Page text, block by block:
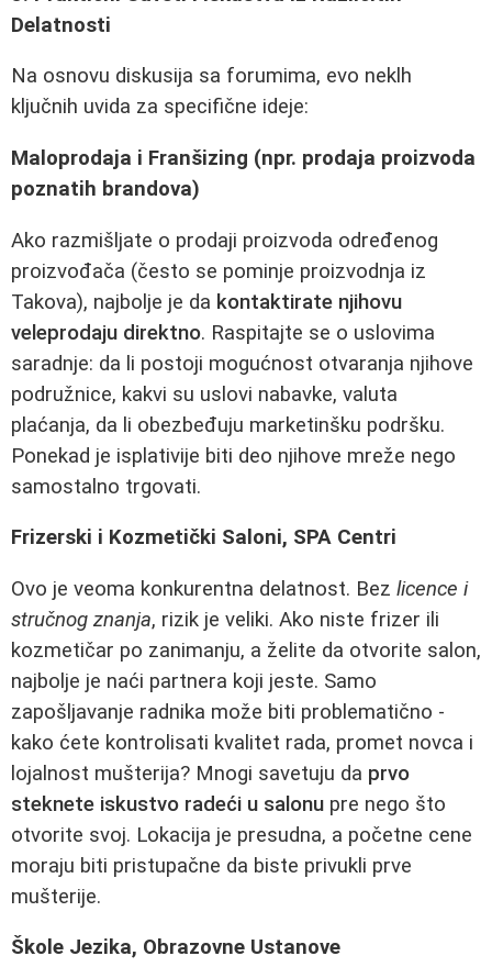
Delatnosti
Na osnovu diskusija sa forumima, evo neklh
ključnih uvida za specifične ideje:
Maloprodaja i Franšizing (npr. prodaja proizvoda
poznatih brandova)
Ako razmišljate o prodaji proizvoda određenog
proizvođača (često se pominje proizvodnja iz
Takova), najbolje je da kontaktirate njihovu
veleprodaju direktno. Raspitajte se o uslovima
saradnje: da li postoji mogućnost otvaranja njihove
podružnice, kakvi su uslovi nabavke, valuta
plaćanja, da li obezbeđuju marketinšku podršku.
Ponekad je isplativije biti deo njihove mreže nego
samostalno trgovati.
Frizerski i Kozmetički Saloni, SPA Centri
Ovo je veoma konkurentna delatnost. Bez licence i
stručnog znanja, rizik je veliki. Ako niste frizer ili
kozmetičar po zanimanju, a želite da otvorite salon,
najbolje je naći partnera koji jeste. Samo
zapošljavanje radnika može biti problematično -
kako ćete kontrolisati kvalitet rada, promet novca i
lojalnost mušterija? Mnogi savetuju da prvo
steknete iskustvo radeći u salonu pre nego što
otvorite svoj. Lokacija je presudna, a početne cene
moraju biti pristupačne da biste privukli prve
mušterije.
Škole Jezika, Obrazovne Ustanove